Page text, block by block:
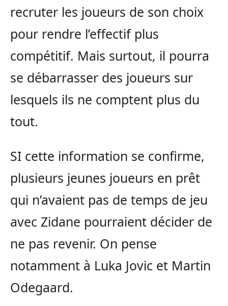
recruter les joueurs de son choix
pour rendre l’effectif plus
compétitif. Mais surtout, il pourra
se débarrasser des joueurs sur
lesquels ils ne comptent plus du
tout.
SI cette information se confirme,
plusieurs jeunes joueurs en prêt
qui n’avaient pas de temps de jeu
avec Zidane pourraient décider de
ne pas revenir. On pense
notamment à Luka Jovic et Martin
Odegaard.